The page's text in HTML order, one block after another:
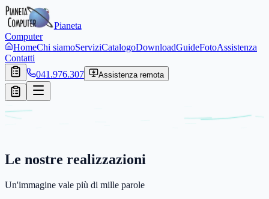
Pianeta
Computer
HomeChi siamoServiziCatalogoDownloadGuideFotoAssistenza
Contatti
041.976.307
Assistenza remota
Le nostre realizzazioni
Un'immagine vale più di mille parole